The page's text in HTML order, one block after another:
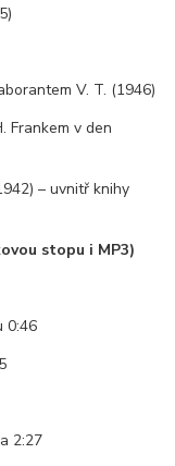
V. T. (1946)
Frankem v den
– uvnitř knihy
stopu i MP3)
0:46
2:27